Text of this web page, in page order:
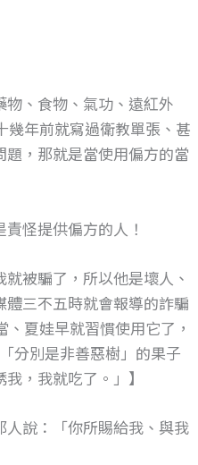
、食物、氣功、遠紅外
年前就寫過衛教單張、甚
，那就是當使用偏方的當
怪提供偏方的人！
被騙了，所以他是壞人、
三不五時就會報導的詐騙
夏娃早就習慣使用它了，
分別是非善惡樹」的果子
，我就吃了。」】
人說：「你所賜給我、與我